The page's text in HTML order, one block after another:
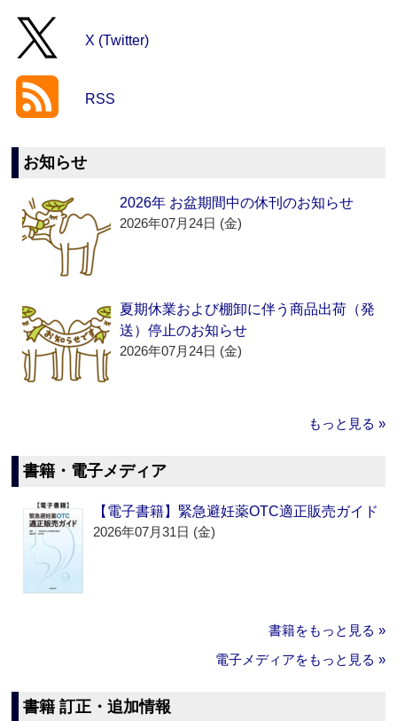
X (Twitter)
RSS
お知らせ
2026年 お盆期間中の休刊のお知らせ
2026年07月24日 (金)
夏期休業および棚卸に伴う商品出荷（発
送）停止のお知らせ
2026年07月24日 (金)
もっと見る »
書籍・電子メディア
【電子書籍】緊急避妊薬OTC適正販売ガイド
2026年07月31日 (金)
書籍をもっと見る »
電子メディアをもっと見る »
書籍 訂正・追加情報